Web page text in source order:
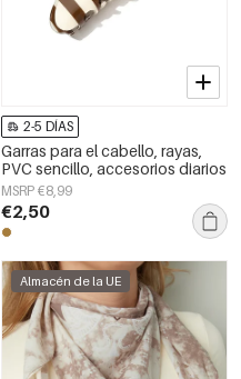
2-5 DÍAS
Garras para el cabello, rayas,
PVC sencillo, accesorios diarios
MSRP €8,99
€2,50
Almacén de la UE